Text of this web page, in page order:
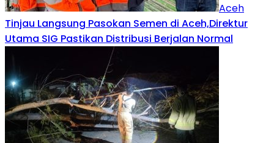
Aceh
Tinjau Langsung Pasokan Semen di Aceh,Direktur
Utama SIG Pastikan Distribusi Berjalan Normal